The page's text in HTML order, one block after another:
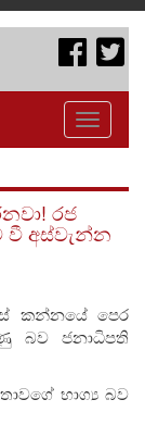
Toggle
රජ
අස්වැන්න
කන්නයේ පෙර
බව ජනාධිපති
භාග්‍ය බව